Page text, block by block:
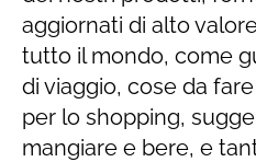
aggiornati di alto
tutto il mondo, come
di viaggio, cose da
per lo shopping,
mangiare e bere, e